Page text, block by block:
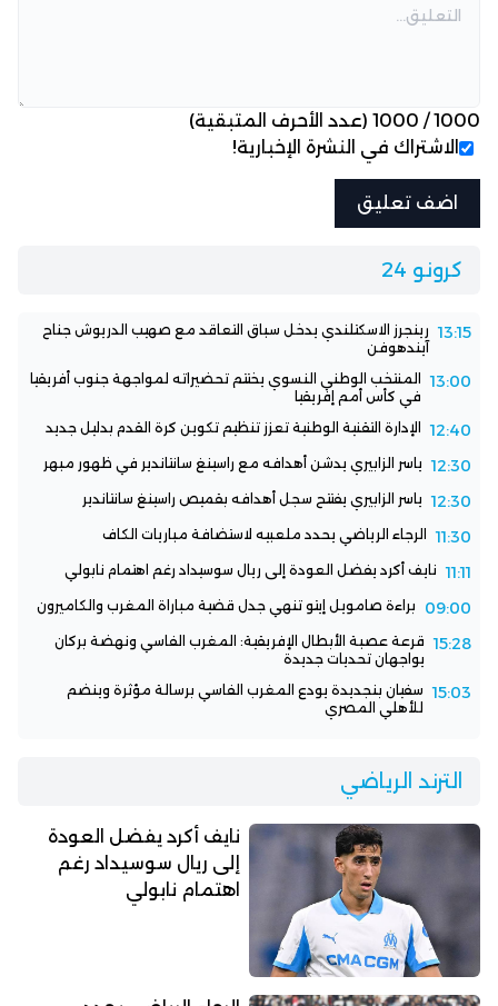
1000
/
1000 (عدد الأحرف المتبقية)
الاشتراك في النشرة الإخبارية!
كرونو 24
13:15 رينجرز الاسكتلندي يدخل سباق التعاقد مع صهيب الدريوش جناح
آيندهوفن
13:00
المنتخب الوطني النسوي يختتم تحضيراته لمواجهة جنوب أفريقيا
في كأس أمم إفريقيا
12:40 الإدارة التقنية الوطنية تعزز تنظيم تكوين كرة القدم بدليل جديد
12:30 ياسر الزابيري يدشن أهدافه مع راسينغ سانتاندير في ظهور مبهر
12:30 ياسر الزابيري يفتتح سجل أهدافه بقميص راسينغ سانتاندير
11:30 الرجاء الرياضي يحدد ملعبيه لاستضافة مباريات الكاف
11:11 نايف أكرد يفضل العودة إلى ريال سوسيداد رغم اهتمام نابولي
09:00 براءة صامويل إيتو تنهي جدل قضية مباراة المغرب والكاميرون
15:28 قرعة عصبة الأبطال الإفريقية: المغرب الفاسي ونهضة بركان
يواجهان تحديات جديدة
15:03 سفيان بنجديدة يودع المغرب الفاسي برسالة مؤثرة وينضم
للأهلي المصري
الترند الرياضي
نايف أكرد يفضل العودة
إلى ريال سوسيداد رغم
اهتمام نابولي